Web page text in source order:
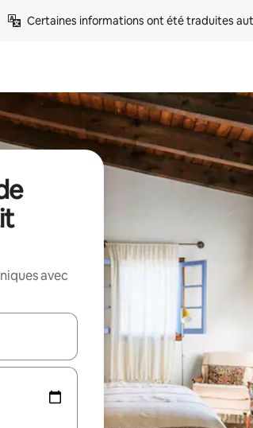
Certaines informations ont été traduites
avec
les flèches vers le haut et vers le bas pour les